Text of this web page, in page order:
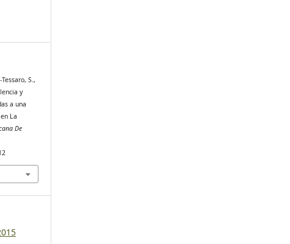
S.,
y
a una
La
De